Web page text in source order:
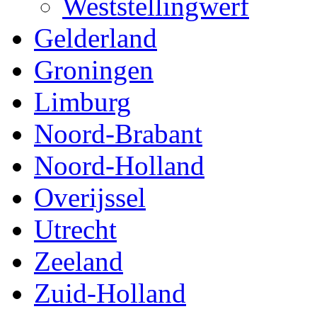
Gelderland
Groningen
Limburg
Noord-Brabant
Noord-Holland
Overijssel
Utrecht
Zeeland
Zuid-Holland